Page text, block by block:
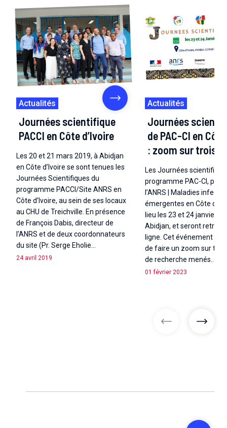
Actualités
Journées scientifique
PACCI en Côte d’Ivoire
Les 20 et 21 mars 2019, à Abidjan
en Côte d’Ivoire se sont tenues les
Journées Scientifiques du
programme PACCI/Site ANRS en
Côte d’Ivoire, au sein de ses locaux
au CHU de Treichville. En présence
de François Dabis, directeur de
l’ANRS et de deux coordonnateurs
du site (Pr. Serge Eholie…
24 avril 2019
Actualités
Journées
de PAC-CI en
: zoom sur trois
Les Journées
programme PAC-CI,
l’ANRS | Maladies
émergentes en Côte
lieu les 23 et 24 janvier
Abidjan, et seront
ligne. Cet événement est
de faire un zoom sur
de recherche menés…
01 février 2023